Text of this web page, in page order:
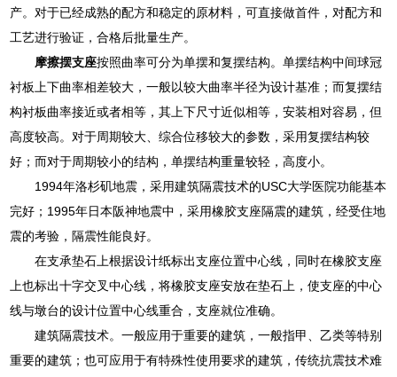
产。对于已经成熟的配方和稳定的原材料，可直接做首件，对配方和
工艺进行验证，合格后批量生产。
摩擦摆支座按照曲率可分为单摆和复摆结构。单摆结构中间球冠
衬板上下曲率相差较大，一般以较大曲率半径为设计基准；而复摆结
构衬板曲率接近或者相等，其上下尺寸近似相等，安装相对容易，但
高度较高。对于周期较大、综合位移较大的参数，采用复摆结构较
好；而对于周期较小的结构，单摆结构重量较轻，高度小。
1994年洛杉矶地震，采用建筑隔震技术的USC大学医院功能基本
完好；1995年日本阪神地震中，采用橡胶支座隔震的建筑，经受住地
震的考验，隔震性能良好。
在支承垫石上根据设计纸标出支座位置中心线，同时在橡胶支座
上也标出十字交叉中心线，将橡胶支座安放在垫石上，使支座的中心
线与墩台的设计位置中心线重合，支座就位准确。
建筑隔震技术。一般应用于重要的建筑，一般指甲、乙类等特别
重要的建筑；也可应用于有特殊性使用要求的建筑，传统抗震技术难